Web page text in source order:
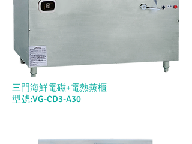
三門海鮮電磁+電熱蒸櫃
型號:VG-CD3-A30